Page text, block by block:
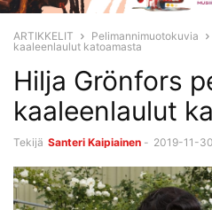
ARTIKKELIT Pelimannimuotokuvia
kaaleenlaulut katoamasta
Hilja Grönfors
kaaleenlaulut
Tekijä Santeri Kaipiainen - 2019-11-30